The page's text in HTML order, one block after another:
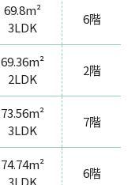
69.8m²
3LDK
6階
69.36m²
2LDK
2階
73.56m²
3LDK
7階
74.74m²
6階